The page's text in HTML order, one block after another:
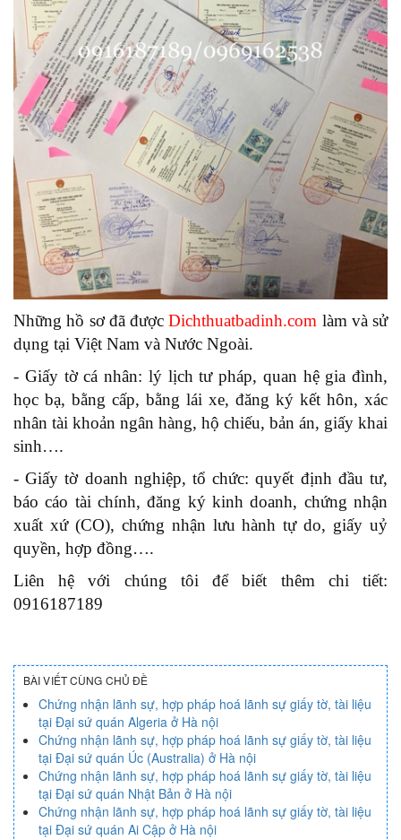
Những hồ sơ đã được Dichthuatbadinh.com làm và sử
dụng tại Việt Nam và Nước Ngoài.
- Giấy tờ cá nhân: lý lịch tư pháp, quan hệ gia đình,
học bạ, bằng cấp, bằng lái xe, đăng ký kết hôn, xác
nhân tài khoản ngân hàng, hộ chiếu, bản án, giấy khai
sinh….
- Giấy tờ doanh nghiệp, tổ chức: quyết định đầu tư,
báo cáo tài chính, đăng ký kinh doanh, chứng nhận
xuất xứ (CO), chứng nhận lưu hành tự do, giấy uỷ
quyền, hợp đồng….
Liên hệ với chúng tôi để biết thêm chi tiết:
0916187189
BÀI VIẾT CÙNG CHỦ ĐỀ
Chứng nhận lãnh sự, hợp pháp hoá lãnh sự giấy tờ, tài liệu
tại Đại sứ quán Algeria ở Hà nội
Chứng nhận lãnh sự, hợp pháp hoá lãnh sự giấy tờ, tài liệu
tại Đại sứ quán Úc (Australia) ở Hà nội
Chứng nhận lãnh sự, hợp pháp hoá lãnh sự giấy tờ, tài liệu
tại Đại sứ quán Nhật Bản ở Hà nội
Chứng nhận lãnh sự, hợp pháp hoá lãnh sự giấy tờ, tài liệu
tại Đại sứ quán Ai Cập ở Hà nội